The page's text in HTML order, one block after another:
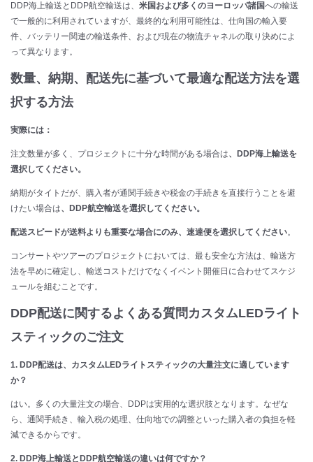
DDP海上輸送とDDP航空輸送は、 米国および多くのヨーロッパ諸国への輸送
で一般的に利用されていますが、最終的な利用可能性は、仕向国の輸入要
件、バッテリー関連の輸送条件、および現在の物流チャネルの取り決めによ
って異なります。
数量、納期、配送先に基づいて最適な配送方法を選
択する方法
実際には：
注文数量が多く、プロジェクトに十分な時間がある場合は、DDP海上輸送を
選択してください。
納期がタイトだが、購入者が通関手続きや税金の手続きを直接行うことを避
けたい場合は、DDP航空輸送を選択してください。
配送スピードが送料よりも重要な場合にのみ、速達便を選択してください。
コンサートやツアーのプロジェクトにおいては、最も安全な方法は、輸送方
法を早めに確定し、輸送コストだけでなくイベント開催日に合わせてスケジ
ュールを組むことです。
DDP配送に関するよくある質問 カスタムLEDライト
スティックのご注文
1. DDP配送は、カスタムLEDライトスティックの大量注文に適しています
か？
はい。多くの大量注文の場合、DDPは実用的な選択肢となります。なぜな
ら、通関手続き、輸入税の処理、仕向地での調整といった購入者の負担を軽
減できるからです。
2. DDP海上輸送とDDP航空輸送の違いは何ですか？